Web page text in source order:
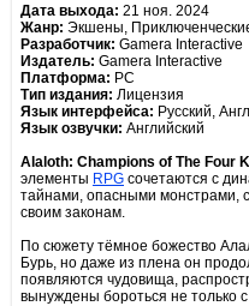
Дата выхода: 21 ноя. 2024
Жанр: Экшены,
Разработчик: Gamera Interactive
Издатель: Gamera Interactive
Платформа: PC
Тип издания: Лицензия
Язык интерфейса: Русский,
Язык озвучки: Английский
Alaloth: Champions of The Four
элементы RPG сочетаются с
тайнами, опасными монстрами,
своим законам.
По сюжету тёмное божество
Бурь, но даже из плена он
появляются чудовища,
вынуждены бороться не только